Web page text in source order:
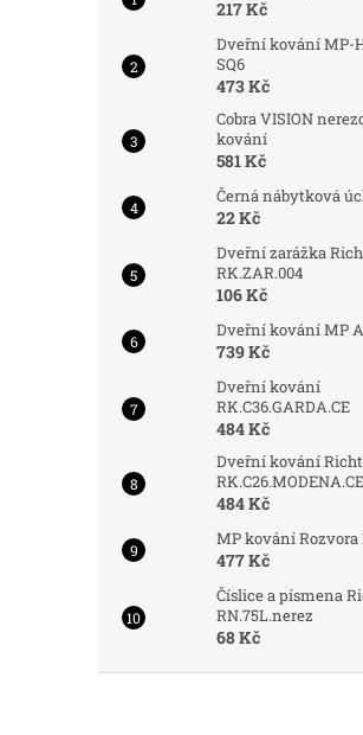
217 Kč
Dveřní kování MP-
SQ6
473 Kč
Cobra VISION
kování
581 Kč
Černá nábytková
22 Kč
Dveřní zarážka
RK.ZAR.004
106 Kč
Dveřní kování MP
739 Kč
Dveřní kování
RK.C36.GARDA.CE
484 Kč
Dveřní kování
RK.C26.MODENA.CE
484 Kč
MP kování Rozvora
477 Kč
Číslice a písmena
RN.75L.nerez
68 Kč